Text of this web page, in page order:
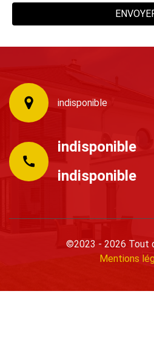
indisponible
indisponible
indisponible
©2023 - 2026 Tout
Mentions